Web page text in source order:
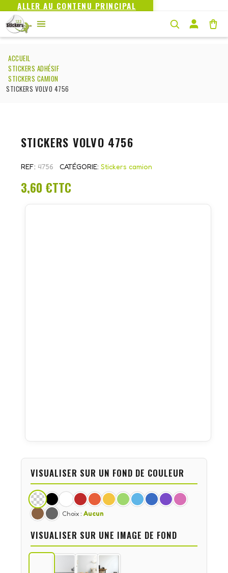
ALLER AU CONTENU PRINCIPAL
ACCUEIL
STICKERS ADHÉSIF
STICKERS CAMION
STICKERS VOLVO 4756
STICKERS VOLVO 4756
REF 4756 CATÉGORIE Stickers camion
3,60 €TTC
VISUALISER SUR UN FOND DE COULEUR
Choix : Aucun
VISUALISER SUR UNE IMAGE DE FOND